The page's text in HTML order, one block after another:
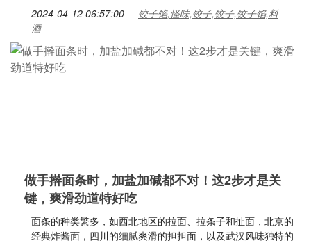
2024-04-12 06:57:00
饺子馅,怪味,饺子,饺子,饺子馅,料
酒
做手擀面条时，加盐加碱都不对！这2步才是关
键，爽滑劲道特好吃
面条的种类繁多，如西北地区的拉面、拉条子和扯面，北京的
经典炸酱面，四川的细腻爽滑的担担面，以及武汉风味独特的